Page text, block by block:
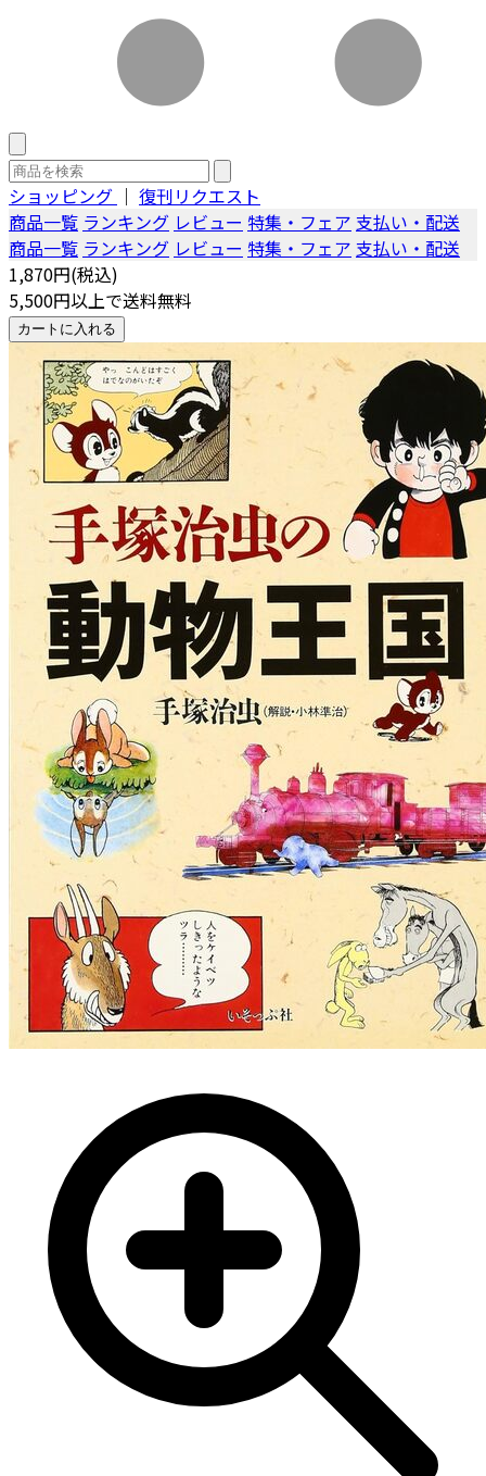
ショッピング ｜ 復刊リクエスト
商品一覧 ランキング レビュー 特集・フェア 支払い・配送
商品一覧 ランキング レビュー 特集・フェア 支払い・配送
1,870円(税込)
5,500円以上で送料無料
カートに入れる